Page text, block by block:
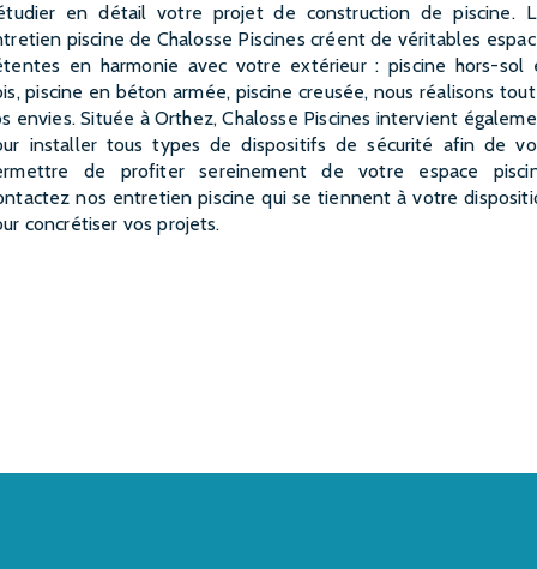
en détail votre projet de construction de piscine.
piscine de Chalosse Piscines créent de véritables
en harmonie avec votre extérieur : piscine hors-sol
piscine en béton armée, piscine creusée, nous réalisons
envies. Située à Orthez, Chalosse Piscines intervient
installer tous types de dispositifs de sécurité afin de
de profiter sereinement de votre espace
nos entretien piscine qui se tiennent à votre
concrétiser vos projets.